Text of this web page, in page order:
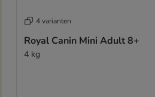
4 varianten
Royal Canin Mini Adult 8+
4 kg